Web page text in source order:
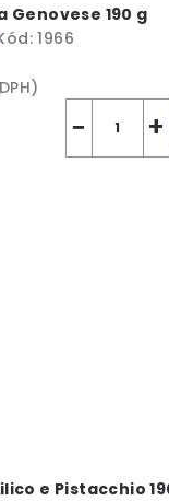
Genovese 190 g
1966
+
−
e Pistacchio